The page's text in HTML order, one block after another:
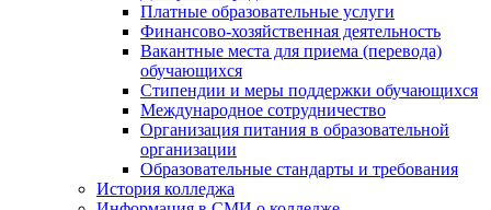
Платные образовательные услуги
Финансово-хозяйственная деятельность
Вакантные места для приема (перевода)
обучающихся
Стипендии и меры поддержки обучающихся
Международное сотрудничество
Организация питания в образовательной
организации
Образовательные стандарты и требования
История колледжа